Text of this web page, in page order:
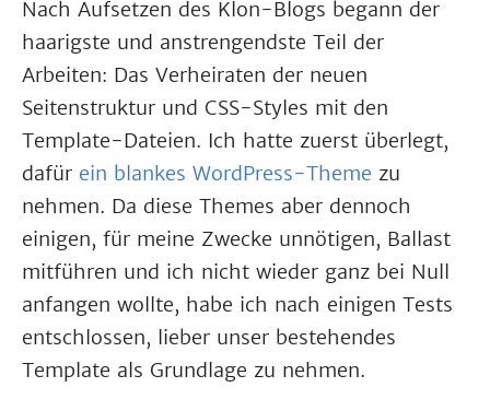
Nach Aufsetzen des Klon-Blogs begann der
haarigste und anstrengendste Teil der
Arbeiten: Das Verheiraten der neuen
Seitenstruktur und CSS-Styles mit den
Template-Dateien. Ich hatte zuerst überlegt,
dafür ein blankes WordPress-Theme zu
nehmen. Da diese Themes aber dennoch
einigen, für meine Zwecke unnötigen, Ballast
mitführen und ich nicht wieder ganz bei Null
anfangen wollte, habe ich nach einigen Tests
entschlossen, lieber unser bestehendes
Template als Grundlage zu nehmen.